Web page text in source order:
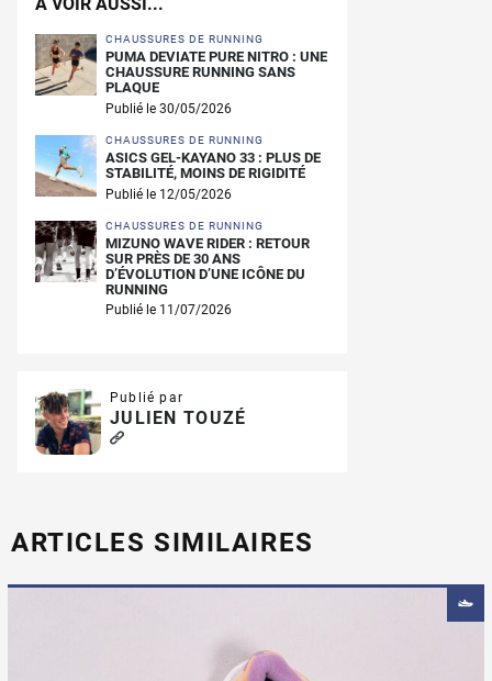
CHAUSSURES DE RUNNING
PUMA DEVIATE PURE NITRO : UNE
CHAUSSURE RUNNING SANS
PLAQUE
Publié le 30/05/2026
CHAUSSURES DE RUNNING
ASICS GEL-KAYANO 33 : PLUS DE
STABILITÉ, MOINS DE RIGIDITÉ
Publié le 12/05/2026
CHAUSSURES DE RUNNING
MIZUNO WAVE RIDER : RETOUR
SUR PRÈS DE 30 ANS
D’ÉVOLUTION D’UNE ICÔNE DU
RUNNING
Publié le 11/07/2026
Publié par
JULIEN TOUZÉ
ARTICLES SIMILAIRES